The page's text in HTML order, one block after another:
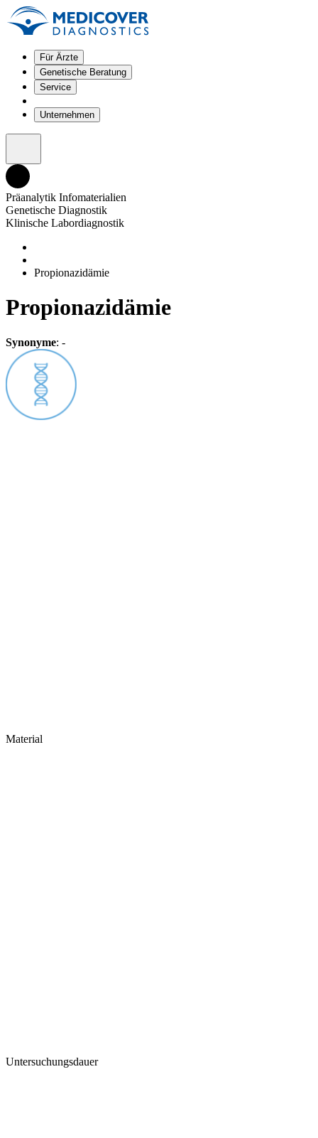
Für Ärzte
Genetische Beratung
Service
Unternehmen
Präanalytik Infomaterialien
Genetische Diagnostik
Klinische Labordiagnostik
Propionazidämie
Propionazidämie
Synonyme: -
Material
Untersuchungsdauer